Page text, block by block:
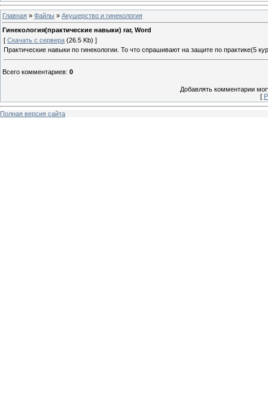
Главная » Файлы » Акушерство и гинекология
Гинекология(практические навыки) rar, Word
[ Скачать с сервера (26.5 Kb) ]
Практические навыки по гинекологии. То что спрашивают на защите по практике(5
Всего комментариев: 0
Добавлять комментарии
[
Полная версия сайта